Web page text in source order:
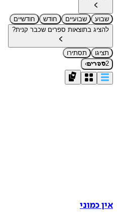
שבוע שבועיים חודש
חודשיים
להציג בתוצאות ספרים שכבר קנית?
תציגו
תסתירו
2ספרים›
אין כמוני